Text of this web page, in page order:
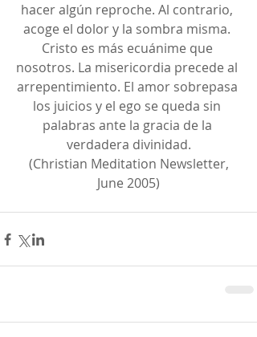
hacer algún reproche. Al contrario,
acoge el dolor y la sombra misma.
Cristo es más ecuánime que
nosotros. La misericordia precede al
arrepentimiento. El amor sobrepasa
los juicios y el ego se queda sin
palabras ante la gracia de la
verdadera divinidad.
June 2005)